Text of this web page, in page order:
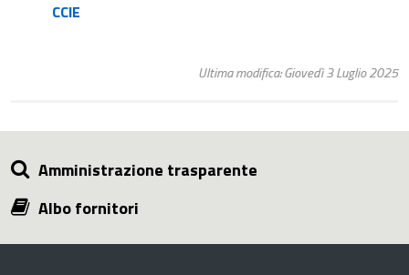
CCIE
Ultima modifica: Giovedì 3 Luglio 2025
Amministrazione trasparente
Albo fornitori